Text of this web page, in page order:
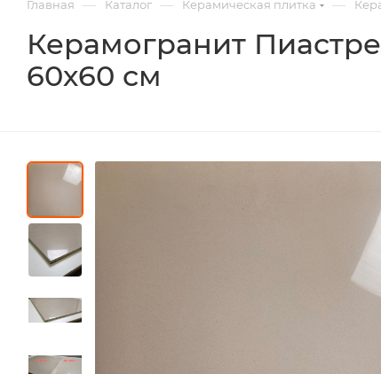
Главная — Каталог — Керамическая плитка —
Керамогранит
60х60 см